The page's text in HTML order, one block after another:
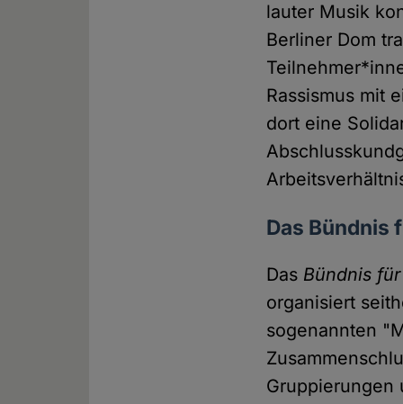
lauter Musik
Berliner Dom
Rassismus mit
dort eine
Das Bündnis
Das Bündnis
organisiert
sogenannten
Gruppierungen